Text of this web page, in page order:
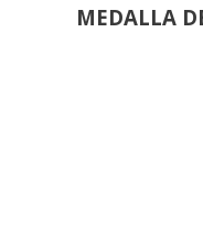
MEDALLA